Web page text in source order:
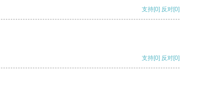
支持[0] 反对[0]
支持[0] 反对[0]